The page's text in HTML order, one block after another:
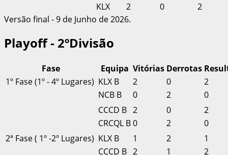
KLX
2 0
2
Versão final - 9 de Junho de 2026.
Playoff - 2ºDivisão
Fase Equipa Vitórias Derrotas
1º Fase (1º - 4º Lugares) KLX B 2 0
2
NCB B
0 2
0
CCCD B 2 0
2
CRCQL B0 2
0
2ª Fase ( 1º -2º Lugares) KLX B 1 2
1
CCCD B 2 1 2